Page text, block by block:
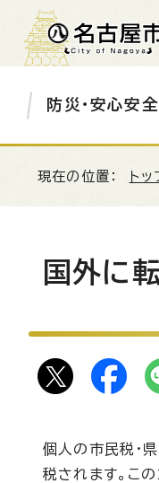
防災・安心安全
現在の位置： ト
国外に
個人の市民税・
税されます。こ